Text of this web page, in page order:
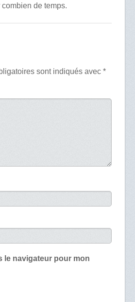
de temps.
sont indiqués avec*
le navigateur pour mon